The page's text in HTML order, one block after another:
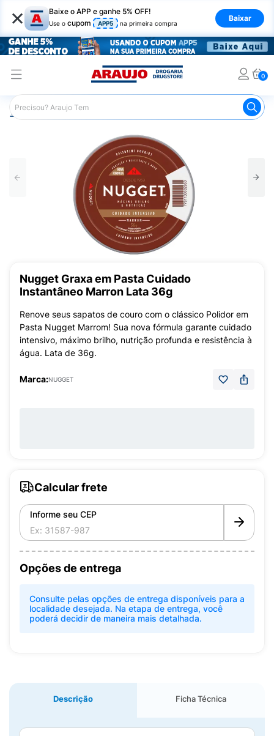
× Baixe o APP e ganhe 5% OFF!
Use o cupom APP5 na primeira compra
Baixar
0
Araujo Mercado Lavanderia
Nugget Graxa em Pasta Cuidado
Instantâneo Marron Lata 36g
Renove seus sapatos de couro com o clássico Polidor em
Pasta Nugget Marrom! Sua nova fórmula garante cuidado
intensivo, máximo brilho, nutrição profunda e resistência à
água. Lata de 36g.
Marca:NUGGET
Calcular frete
Informe seu CEP
Opções de entrega
Consulte pelas opções de entrega disponíveis para a
localidade desejada. Na etapa de entrega, você
poderá decidir de maneira mais detalhada.
Descrição Ficha Técnica